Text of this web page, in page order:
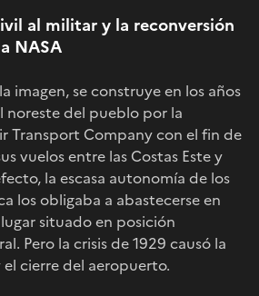
al militar y la reconversión
NASA
imagen, se construye en los años
noreste del pueblo por la
Transport Company con el fin de
vuelos entre las Costas Este y
la escasa autonomía de los
los obligaba a abastecerse en
situado en posición
Pero la crisis de 1929 causó la
cierre del aeropuerto.